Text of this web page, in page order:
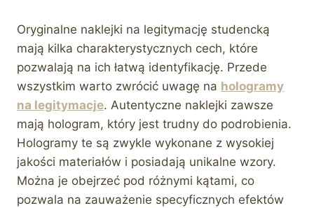
Oryginalne naklejki na legitymację studencką
mają kilka charakterystycznych cech, które
pozwalają na ich łatwą identyfikację. Przede
wszystkim warto zwrócić uwagę na hologramy
na legitymacje. Autentyczne naklejki zawsze
mają hologram, który jest trudny do podrobienia.
Hologramy te są zwykle wykonane z wysokiej
jakości materiałów i posiadają unikalne wzory.
Można je obejrzeć pod różnymi kątami, co
pozwala na zauważenie specyficznych efektów